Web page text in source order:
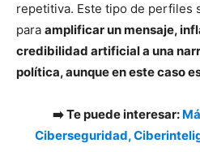
repetitiva. Este tipo de perfiles
para amplificar un mensaje,
credibilidad artificial a una
política, aunque en este caso
➡️ Te puede interesar:
Ciberseguridad,